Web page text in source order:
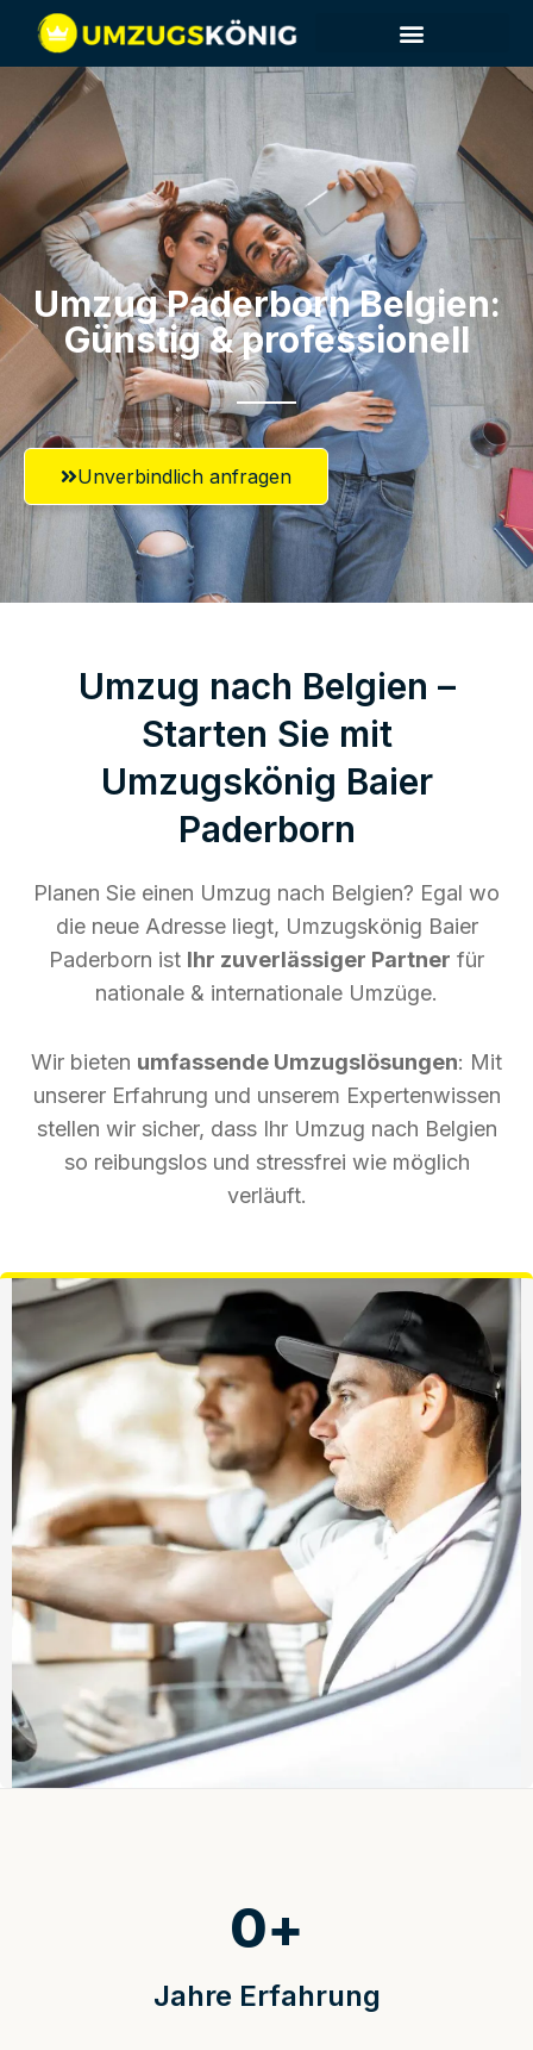
Umzug Paderborn​ Belgien:
Günstig & professionell​
Unverbindlich anfragen
Umzug nach Belgien –
Starten Sie mit
Umzugskönig Baier
Paderborn
Planen Sie einen Umzug nach Belgien? Egal wo
die neue Adresse liegt, Umzugskönig Baier
Paderborn ist Ihr zuverlässiger Partner für
nationale & internationale Umzüge.
Wir bieten umfassende Umzugslösungen: Mit
unserer Erfahrung und unserem Expertenwissen
stellen wir sicher, dass Ihr Umzug nach Belgien
so reibungslos und stressfrei wie möglich
verläuft.
Jahre Erfahrung
0+